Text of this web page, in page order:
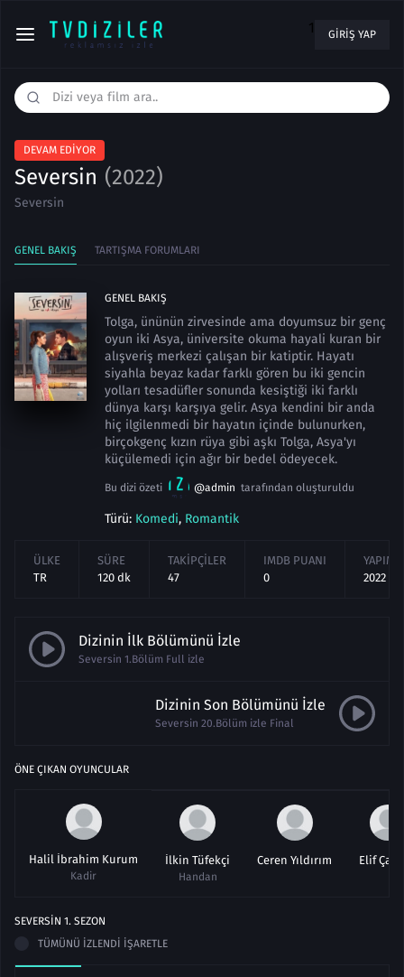
1 GIRIŞ YAP
DEVAM EDIYOR
Seversin (2022)
Seversin
GENEL BAKIŞ TARTIŞMA FORUMLARI
GENEL BAKIŞ
Tolga, ününün zirvesinde ama doyumsuz bir genç
oyun iki Asya, üniversite okuma hayali kuran bir
alışveriş merkezi çalışan bir katiptir. Hayatı
siyahla beyaz kadar farklı gören bu iki gencin
yolları tesadüfler sonunda kesiştiği iki farklı
dünya karşı karşıya gelir. Asya kendini bir anda
hiç ilgilenmedi bir hayatın içinde bulunurken,
birçokgenç kızın rüya gibi aşkı Tolga, Asya'yı
küçülemedi için ağır bir bedel ödeyecek.
Bu dizi özeti @admin tarafından oluşturuldu
Türü: Komedi, Romantik
ÜLKE
TR
SÜRE
120 dk
TAKIPÇILER
47
IMDB PUANI
0
YAPIM
2022
Dizinin İlk Bölümünü İzle
Seversin 1.Bölüm Full izle
Dizinin Son Bölümünü İzle
Seversin 20.Bölüm izle Final
ÖNE ÇIKAN OYUNCULAR
Halil İbrahim Kurum
Kadir
İlkin Tüfekçi
Handan
Ceren Yıldırım Elif
SEVERSIN 1. SEZON
TÜMÜNÜ İZLENDI İŞARETLE